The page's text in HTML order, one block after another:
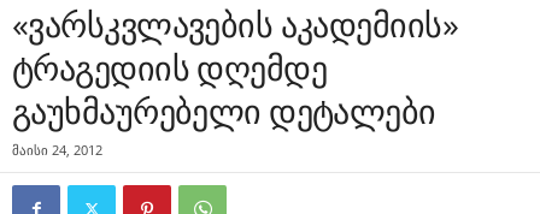
«ვარსკვლავების აკადემიის»
ტრაგედიის დღემდე
გაუხმაურებელი დეტალები
მაისი 24, 2012